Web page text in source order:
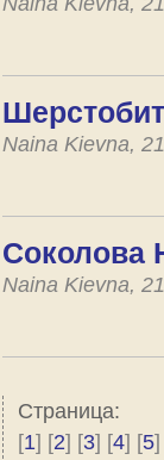
Naina Kievna,
Соколова
Naina Kievna,
Страница:
[1] [2] [3] [4] [5]